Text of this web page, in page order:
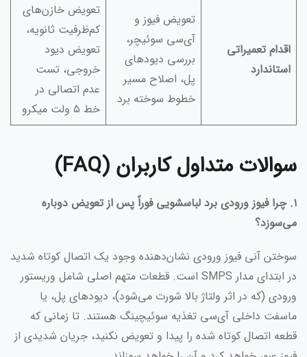
اقدام تعمیراتی
استاندارد
تعویض فیوز و
آی‌سی سوئیچر،
بررسی دیودهای
پل، اصلاح مسیر
خطوط سوخته برد
تعویض خازن‌های
کم‌ظرفیت ثانویه،
تعویض دیود
خروجی، تست
عدم اتصالی در
خط ۵ ولت میکرو
سوالات متداول کاربران (FAQ)
۱. چرا فیوز ورودی برد لباسشویی فوراً پس از تعویض دوباره
می‌سوزد؟
سوختن آنی فیوز ورودی نشان‌دهنده وجود یک اتصال کوتاه شدید
در ابتدای مدار SMPS است. قطعات متهم اصلی شامل وریستور
ورودی (که در اثر ولتاژ بالا شورت می‌شود)، دیودهای پل، یا
ماسفت داخلی آی‌سی تغذیه سوئیچینگ هستند. تا زمانی که
قطعه اتصال کوتاه شده را پیدا و تعویض نکنید، جریان شدیدی از